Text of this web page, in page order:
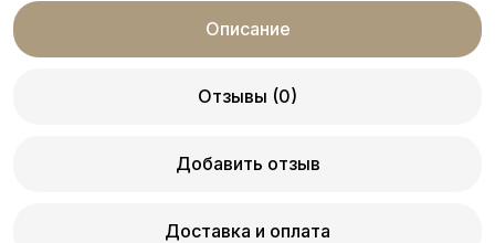
Описание
Отзывы (0)
Добавить отзыв
Доставка и оплата